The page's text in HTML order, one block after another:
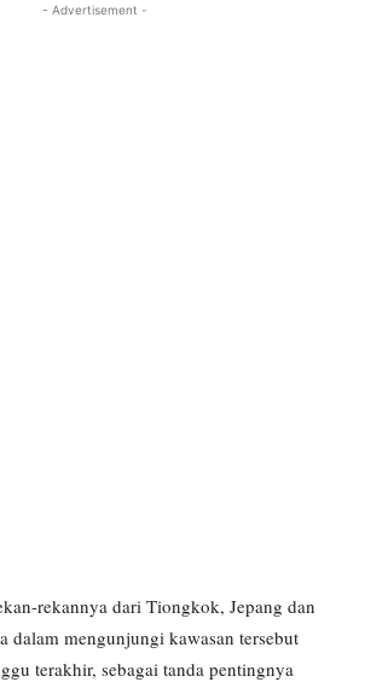
- Advertisement -
rekannya dari Tiongkok, Jepang dan
dalam mengunjungi kawasan tersebut
terakhir, sebagai tanda pentingnya